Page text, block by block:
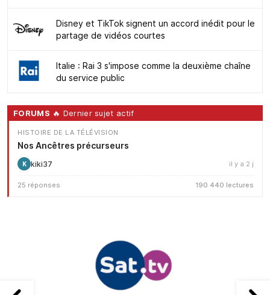
Disney et TikTok signent un accord inédit pour le
partage de vidéos courtes
Italie : Rai 3 s'impose comme la deuxième chaîne
du service public
FORUMS 🔥 Dernier sujet actif
HISTOIRE DE LA TÉLÉVISION
Nos Ancêtres précurseurs
K kiki37 il y a 2 j
25 réponses 190 440 lectures